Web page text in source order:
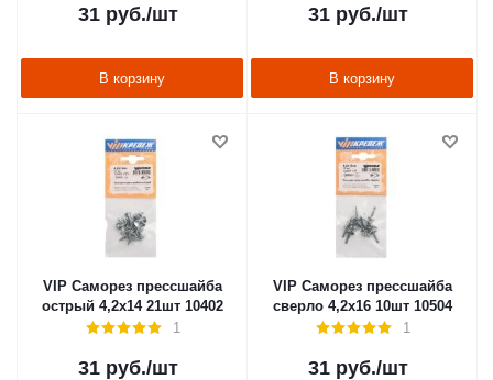
31 руб./шт
В корзину
31 руб./шт
В корзину
VIP Саморез прессшайба
острый 4,2х14 21шт 10402
1
31 руб./шт
VIP Саморез прессшайба
сверло 4,2х16 10шт 10504
1
31 руб./шт